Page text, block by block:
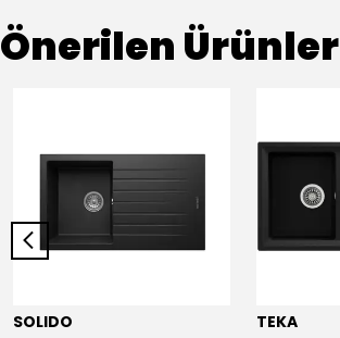
Önerilen Ürünler
SOLIDO TEKA